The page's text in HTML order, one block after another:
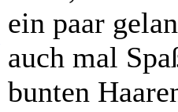
ein paar
auch mal
bunten